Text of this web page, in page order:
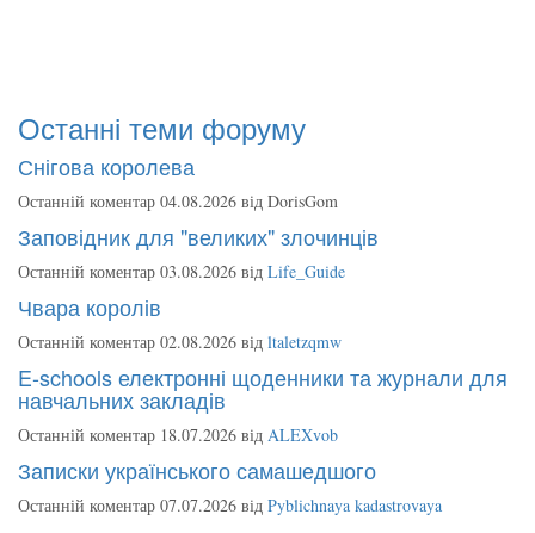
Останні теми форуму
Снігова королева
Останній коментар 04.08.2026 від DorisGom
Заповідник для "великих" злочинців
Останній коментар 03.08.2026 від Life_Guide
Чвара королів
Останній коментар 02.08.2026 від ltaletzqmw
E-schools електронні щоденники та журнали для
навчальних закладів
Останній коментар 18.07.2026 від ALEXvob
Записки українського самашедшого
Останній коментар 07.07.2026 від Pyblichnaya kadastrovaya